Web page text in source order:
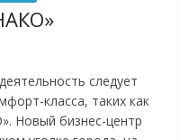
следует
класса, таких как
Новый бизнес-центр